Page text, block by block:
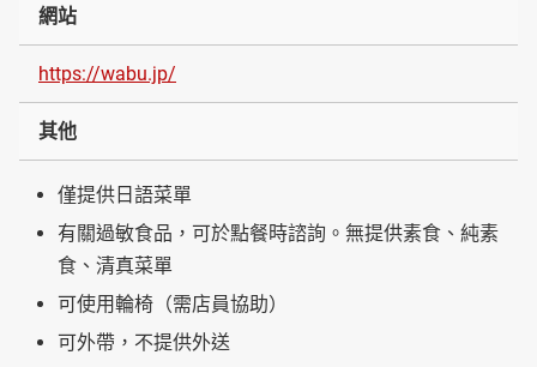
網站
https://wabu.jp/
其他
僅提供日語菜單
有關過敏食品，可於點餐時諮詢。無提供素食、純素
食、清真菜單
可使用輪椅（需店員協助）
可外帶，不提供外送